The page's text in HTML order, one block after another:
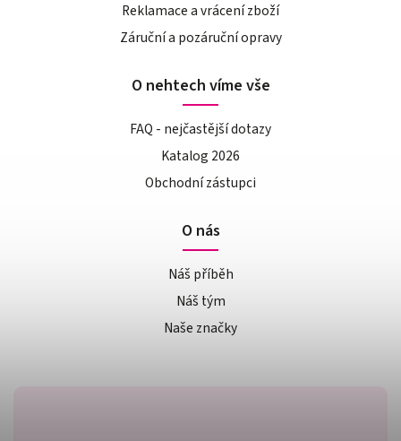
Reklamace a vrácení zboží
Záruční a pozáruční opravy
O nehtech víme vše
FAQ - nejčastější dotazy
Katalog 2026
Obchodní zástupci
O nás
Náš příběh
Náš tým
Naše značky